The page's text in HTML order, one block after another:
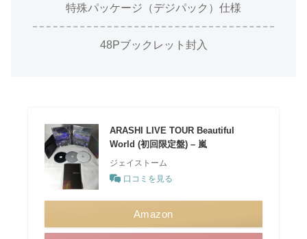
特殊パッケージ（デジパック）仕様
48Pブックレット封入
ARASHI LIVE TOUR Beautiful
World (初回限定盤) – 嵐
ジェイストーム
口コミを見る
Amazon